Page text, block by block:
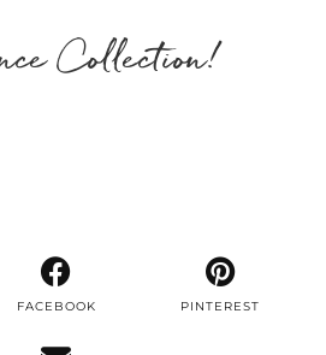
Collection!
FACEBOOK PINTEREST